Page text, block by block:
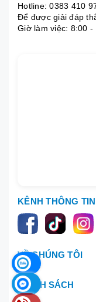
Hotline:0383 410
Để được giải đáp
Giờ làm việc: 8:00
KÊNH THÔNG TIN
VỀ CHÚNG TÔI
CHÍNH SÁCH